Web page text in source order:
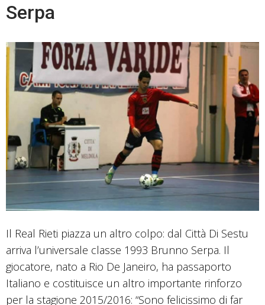
Serpa
Il Real Rieti piazza un altro colpo: dal Città Di Sestu
arriva l’universale classe 1993 Brunno Serpa. Il
giocatore, nato a Rio De Janeiro, ha passaporto
Italiano e costituisce un altro importante rinforzo
per la stagione 2015/2016: “Sono felicissimo di far